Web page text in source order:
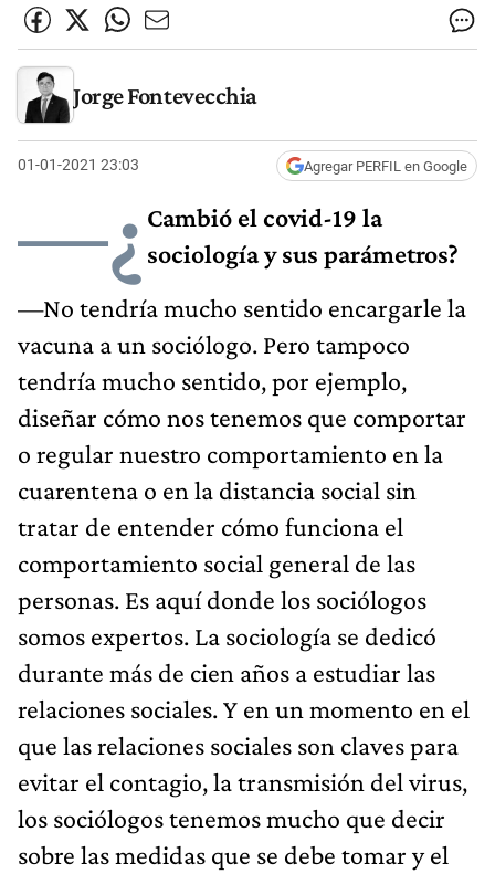
Jorge Fontevecchia
01-01-2021 23:03 Agregar PERFIL en Google
—¿ Cambió el covid-19 la
sociología y sus parámetros?
—No tendría mucho sentido encargarle la
vacuna a un sociólogo. Pero tampoco
tendría mucho sentido, por ejemplo,
diseñar cómo nos tenemos que comportar
o regular nuestro comportamiento en la
cuarentena o en la distancia social sin
tratar de entender cómo funciona el
comportamiento social general de las
personas. Es aquí donde los sociólogos
somos expertos. La sociología se dedicó
durante más de cien años a estudiar las
relaciones sociales. Y en un momento en el
que las relaciones sociales son claves para
evitar el contagio, la transmisión del virus,
los sociólogos tenemos mucho que decir
sobre las medidas que se debe tomar y el